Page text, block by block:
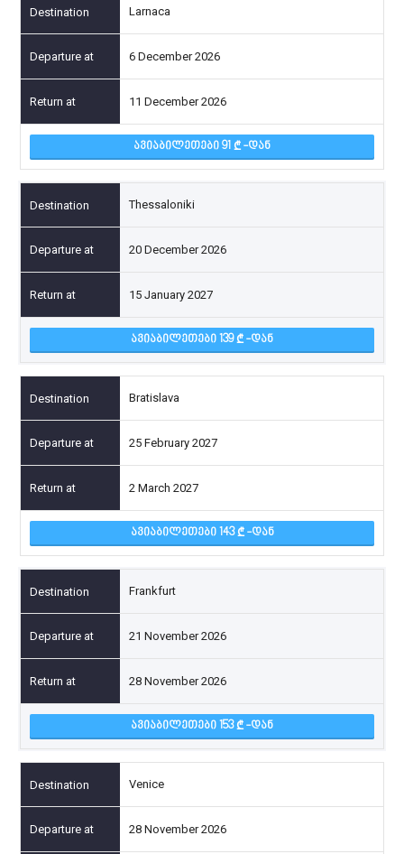
Larnaca
6 December 2026
11 December 2026
ᲐᲕᲘᲐᲑᲘᲚᲔᲗᲔᲑᲘ 91 -ᲓᲐᲜ
Thessaloniki
20 December 2026
15 January 2027
ᲐᲕᲘᲐᲑᲘᲚᲔᲗᲔᲑᲘ 139 -ᲓᲐᲜ
Bratislava
25 February 2027
2 March 2027
ᲐᲕᲘᲐᲑᲘᲚᲔᲗᲔᲑᲘ 143 -ᲓᲐᲜ
Frankfurt
21 November 2026
28 November 2026
ᲐᲕᲘᲐᲑᲘᲚᲔᲗᲔᲑᲘ 153 -ᲓᲐᲜ
Venice
28 November 2026